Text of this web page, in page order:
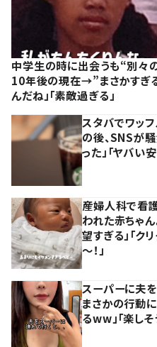
中学生の時に出会うも“別々
10年後の現在→”まさかすぎ
んだね」「素敵過ぎる」
スタバでワッ
の後、SNSが
った」「ヤバい
産婦人科で看
われた赤ちゃ
望すぎる」「ク
～！」
スーパーに夫
まさかの行動に
るww」「楽し